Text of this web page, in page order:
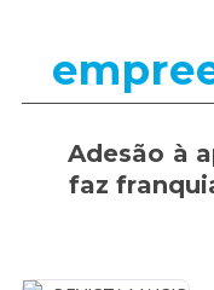
Adesão à
faz